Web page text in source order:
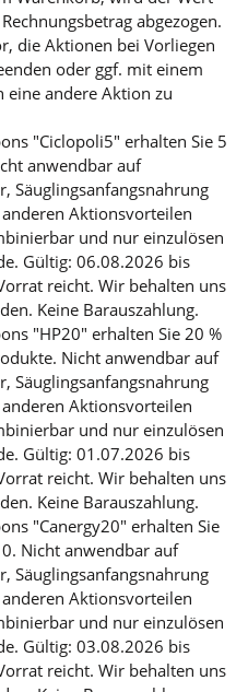
abgezogen.
die Aktionen bei Vorliegen
oder ggf. mit einem
eine andere Aktion zu
"Ciclopoli5" erhalten Sie 5
anwendbar auf
Säuglingsanfangsnahrung
Aktionsvorteilen
und nur einzulösen
Gültig: 06.08.2026 bis
reicht. Wir behalten uns
Keine Barauszahlung.
"HP20" erhalten Sie 20 %
Nicht anwendbar auf
Säuglingsanfangsnahrung
Aktionsvorteilen
und nur einzulösen
Gültig: 01.07.2026 bis
reicht. Wir behalten uns
Keine Barauszahlung.
"Canergy20" erhalten Sie
Nicht anwendbar auf
Säuglingsanfangsnahrung
Aktionsvorteilen
und nur einzulösen
Gültig: 03.08.2026 bis
reicht. Wir behalten uns